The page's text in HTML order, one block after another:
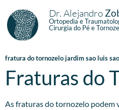
Dr. Alejandro
Ortopedia e
Cirurgia do Pé e
fratura do tornozelo jardim sao luis
Fraturas do
As fraturas do tornozelo podem